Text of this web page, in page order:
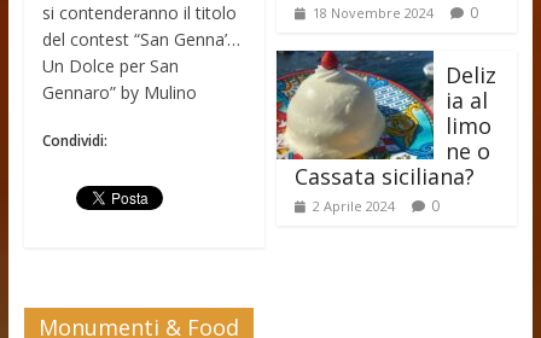
si contenderanno il titolo
del contest “San Genna’…
Un Dolce per San
Gennaro” by Mulino
Condividi:
18 Novembre 2024 0
Deliz
ia al
limo
ne o
Cassata siciliana?
2 Aprile 2024 0
Monumenti & Food